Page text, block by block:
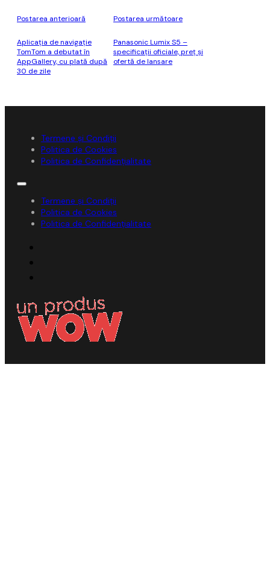
Postarea anterioară
Aplicația de navigație
TomTom a debutat în
AppGallery, cu plată după
30 de zile
Postarea următoare
Panasonic Lumix S5 –
specificații oficiale, preț și
ofertă de lansare
Termene și Condiții
Politica de Cookies
Politica de Confidențialitate
Termene și Condiții
Politica de Cookies
Politica de Confidențialitate